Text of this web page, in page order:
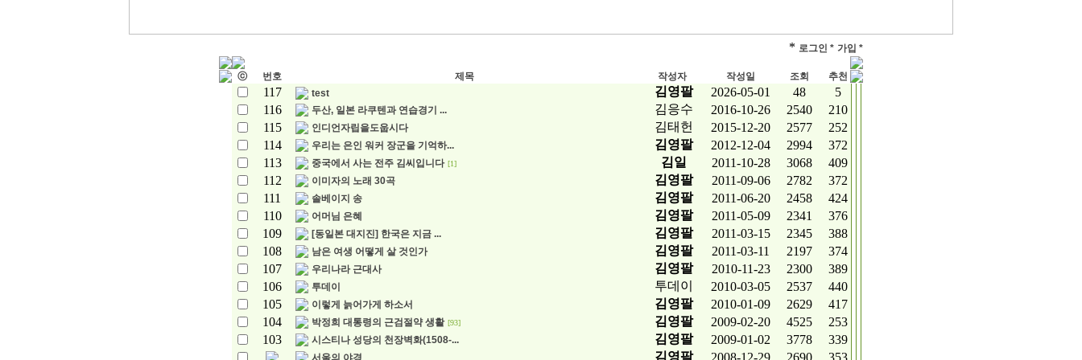
* 로그인 * 가입 *
ⓒ 번호 제목 작성자 작성일 조회 추천
117 test 김영팔 2026-05-01 48
5
116
두산, 일본 라쿠텐과 연습경기 ... 김응수 2016-10-26 2540
210
115
인디언자립을도웁시다 김태헌 2015-12-20 2577
252
114
우리는 은인 워커 장군을 기억하... 김영팔 2012-12-04 2994
372
113
중국에서 사는 전주 김씨입니다 [1] 김일 2011-10-28 3068
409
112
이미자의 노래 30곡 김영팔 2011-09-06 2782
372
111
솔베이지 송 김영팔 2011-06-20 2458
424
110
어머님 은혜 김영팔 2011-05-09 2341
376
109
[동일본 대지진] 한국은 지금 ... 김영팔 2011-03-15 2345
388
108
남은 여생 어떻게 살 것인가 김영팔 2011-03-11 2197
374
107
우리나라 근대사 김영팔 2010-11-23 2300
389
106
투데이 투데이 2010-03-05 2537
440
105
이렇게 늙어가게 하소서 김영팔 2010-01-09 2629
417
104
박정희 대통령의 근검절약 생활 [93] 김영팔 2009-02-20 4525
253
103
시스티나 성당의 천장벽화(1508-... 김영팔 2009-01-02 3778 339
서울의 야경 김영팔 2008-12-29 2690 353